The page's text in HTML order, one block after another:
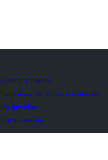
Submit a theme
Empresas de temas comerciais
My favorites
Iniciar sessão